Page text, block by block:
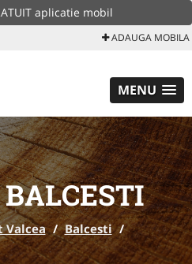
aplicatie mobil
ADAUGA MOBILA
MENU
Valcea / Balcesti /